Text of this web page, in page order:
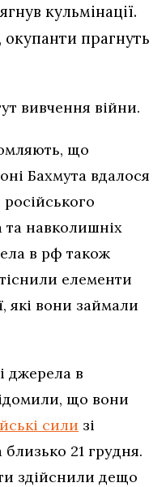
кульмінації.
окупанти прагнуть
вивчення війни.
що
Бахмута вдалося
та навколишніх
в рф також
елементи
які вони займали
джерела в
що вони
сили зі
21 грудня.
здійснили дещо